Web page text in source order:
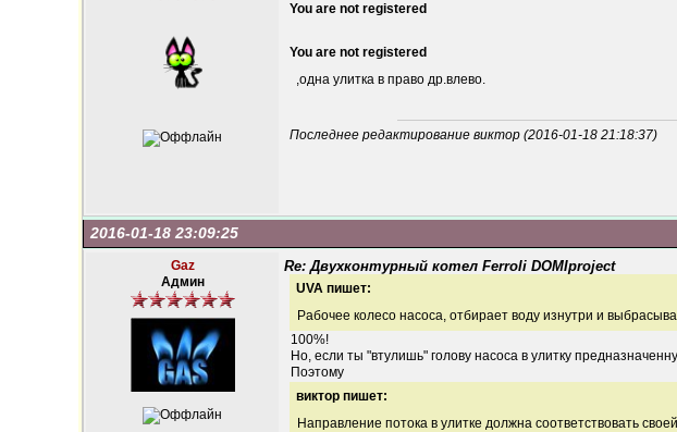
You are not registered
You are not registered
,одна улитка в право др.влево.
Последнее редактирование виктор (2016-01-18 21:18:37)
2016-01-18 23:09:25
Gaz
Админ
Re: Двухконтурный котел Ferroli DOMIproject
UVA пишет:
Рабочее колесо насоса, отбирает воду изнутри и
100%!
Но, если ты "втулишь" голову насоса в улитку
Поэтому
виктор пишет:
Направление потока в улитке должна соответствовать